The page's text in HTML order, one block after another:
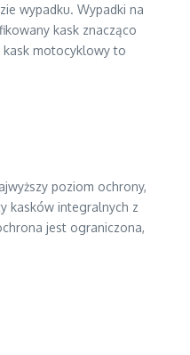
wypadku. Wypadki na
kask znacząco
kask motocyklowy to
poziom ochrony,
kasków integralnych z
jest ograniczona,